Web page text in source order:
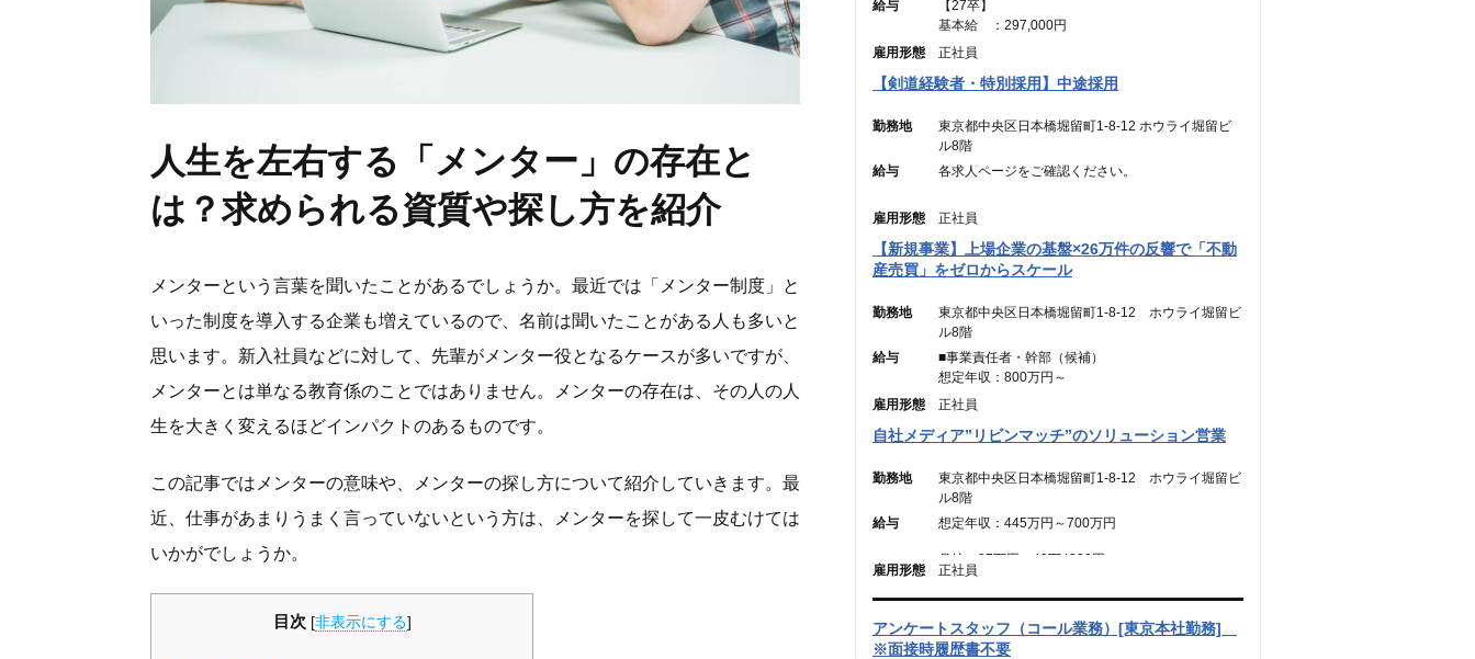
人生を左右する「メンター」の存在と
は？求められる資質や探し方を紹介
メンターという言葉を聞いたことがあるでしょうか。最近では「メンター制度」と
いった制度を導入する企業も増えているので、名前は聞いたことがある人も多いと
思います。新入社員などに対して、先輩がメンター役となるケースが多いですが、
メンターとは単なる教育係のことではありません。メンターの存在は、その人の人
生を大きく変えるほどインパクトのあるものです。
この記事ではメンターの意味や、メンターの探し方について紹介していきます。最
近、仕事があまりうまく言っていないという方は、メンターを探して一皮むけては
いかがでしょうか。
目次 [非表示にする]
給与
【27卒】
基本給 ：297,000円
通信手当： 3,000円（営業職のみ）
———————————
合計 ：300,000円 ＋ インセンティブ
雇用形態 正社員
【剣道経験者・特別採用】中途採用
勤務地
東京都中央区日本橋堀留町1-8-12 ホウライ堀留ビ
ル8階
給与
各求人ページをご確認ください。
雇用形態 正社員
【新規事業】上場企業の基盤×26万件の反響で「不動
産売買」をゼロからスケール
勤務地
東京都中央区日本橋堀留町1-8-12 ホウライ堀留ビ
ル8階
給与
■事業責任者・幹部（候補）
想定年収：800万円～
月給：48万4,900円～
（固定残業代：45時間分【12万5,600円～】含
※45時間を超える時間外労働分についての割増賃金
は別途追加支給
■メンバー・リーダー
月給：30.31万円～48.49万円
（固定残業代：45時間分【7万8,500円〜12万5,600
円】含む。）
※45時間を超える時間外労働分についての割増賃金
雇用形態 正社員
自社メディア”リビンマッチ”のソリューション営業
勤務地
東京都中央区日本橋堀留町1-8-12 ホウライ堀留ビ
ル8階
給与
想定年収：445万円～700万円
月給：27万円～42万4300円
（固定残業代：45時間分【7万円～10万9900
円】）
（45時間を超える時間外労働分についての割増賃金
は別途追加支給）
雇用形態 正社員
アンケートスタッフ（コール業務）[東京本社勤務]
※面接時履歴書不要